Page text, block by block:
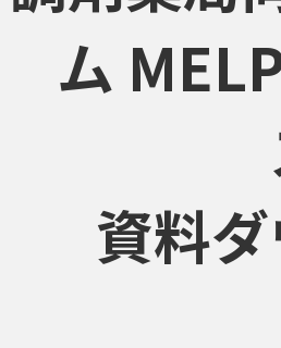
ム
資料